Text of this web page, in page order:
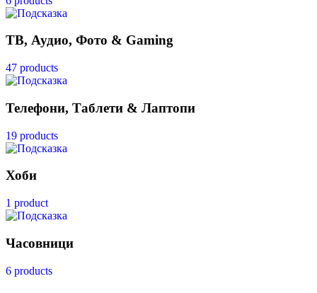
ТВ, Аудио, Фото & Gaming
47 products
Телефони, Таблети & Лаптопи
19 products
Хоби
1 product
Часовници
6 products